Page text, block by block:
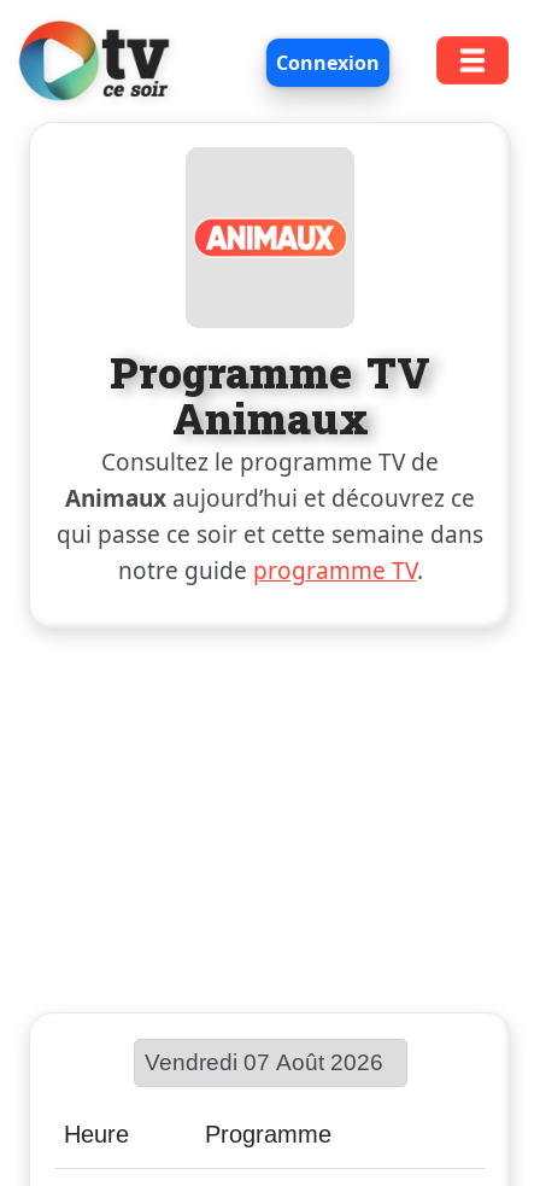
Connexion
Programme TV
Animaux
Consultez le programme TV de
Animaux aujourd’hui et découvrez ce
qui passe ce soir et cette semaine dans
notre guide programme TV.
Choisir une date :
Heure Programme